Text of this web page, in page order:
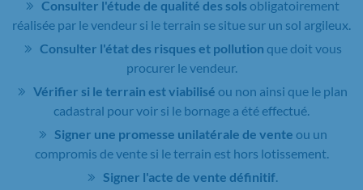
Consulter l'étude de qualité des sols obligatoirement
réalisée par le vendeur si le terrain se situe sur un sol argileux.
Consulter l'état des risques et pollution que doit vous
procurer le vendeur.
Vérifier si le terrain est viabilisé ou non ainsi que le plan
cadastral pour voir si le bornage a été effectué.
Signer une promesse unilatérale de vente ou un
compromis de vente si le terrain est hors lotissement.
Signer l'acte de vente définitif